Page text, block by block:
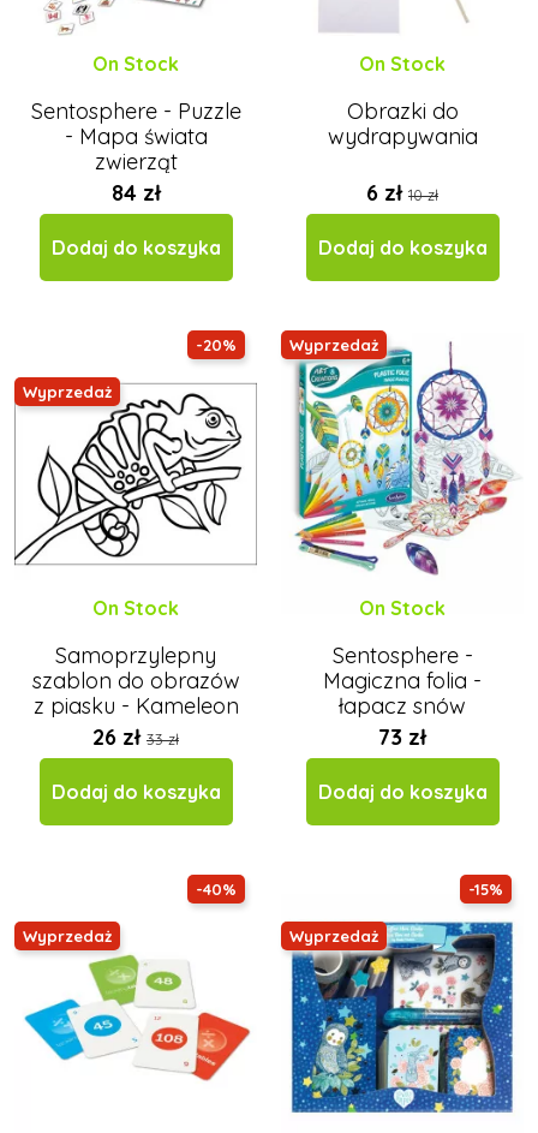
On Stock
Sentosphere - Puzzle
- Mapa świata
zwierząt
84 zł
Dodaj do koszyka
On Stock
Obrazki do
wydrapywania
6 zł 10 zł
Dodaj do koszyka
-20%
Wyprzedaż
On Stock
Samoprzylepny
szablon do obrazów
z piasku - Kameleon
20x15 cm
26 zł 33 zł
Dodaj do koszyka
Wyprzedaż
On Stock
Sentosphere -
Magiczna folia -
łapacz snów
73 zł
Dodaj do koszyka
-40%
Wyprzedaż
-15%
Wyprzedaż